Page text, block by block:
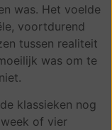
was. Het voelde
voortdurend
tussen realiteit
was om te
klassieken nog
of vier